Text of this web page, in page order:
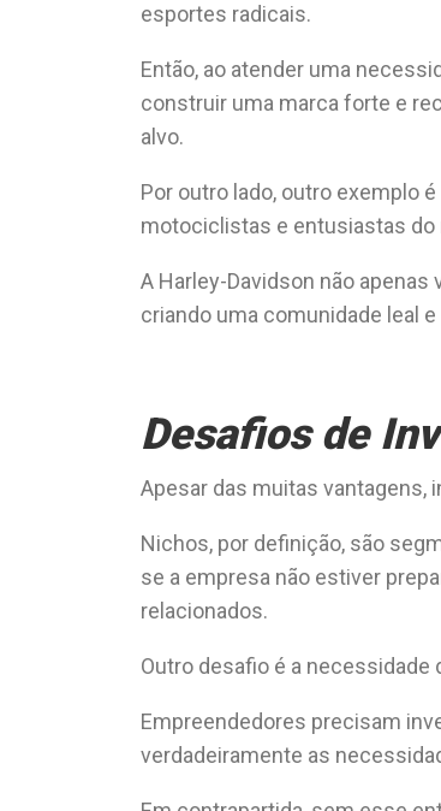
esportes radicais.
Então, ao atender uma
construir uma marca forte e
alvo.
Por outro lado, outro exemplo
motociclistas e entusiastas
A Harley-Davidson não
criando uma comunidade leal
Desafios de
Apesar das muitas vantagens,
Nichos, por definição, são
se a empresa não estiver
relacionados.
Outro desafio é a
Empreendedores precisam
verdadeiramente as